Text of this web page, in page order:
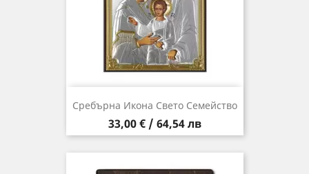
Сребърна Икона Свето Семейство
Цена
33,00 € / 64,54 лв